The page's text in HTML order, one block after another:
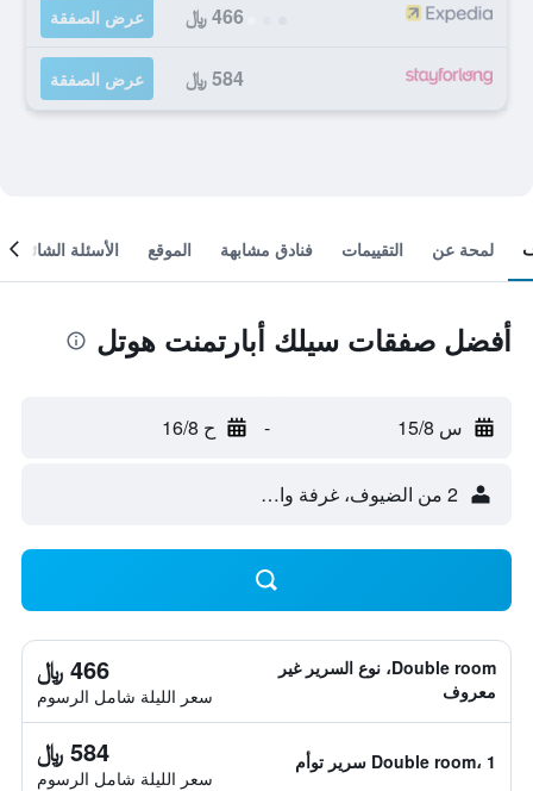
466 ﷼ عرض الصفقة
584 ﷼ عرض الصفقة
لمحة عن التقييمات فنادق مشابهة الموقع الأسئلة الشائعة
أفضل صفقات سيلك أبارتمنت هوتل
س 15/8 - ح 16/8
2 من الضيوف، غرفة واحدة
Double room، نوع السرير غير
معروف
466 ﷼
سعر الليلة شامل الرسوم
Double room، 1 سرير توأم 584 ﷼
سعر الليلة شامل الرسوم